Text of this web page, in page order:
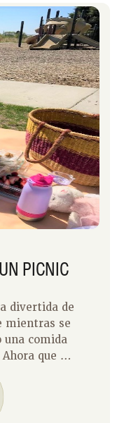
donde
algo que le
PICNIC
divertida de
mientras se
comida
que el
para mi
años se ha